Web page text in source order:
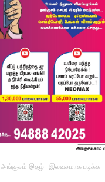
அங்குசம் இதழ் - இலவசமாக படிக்க -